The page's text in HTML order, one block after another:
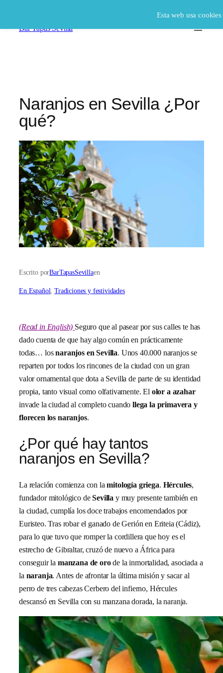
Bar Tapas Sevilla
Naranjos en Sevilla ¿Por
qué?
Escrito porBarTapasSevillaen
En Español , Tradiciones y festividades
(Read in English) Seguro que al pasear por sus calles te has
dado cuenta de que hay algo común en prácticamente
todas… losnaranjos en Sevilla. Unos 40.000 naranjos se
reparten por todos los rincones de la ciudad con un gran
valor ornamental que dota a Sevilla de parte de su identidad
propia, tanto visual como olfativamente. El olor a azahar
invade la ciudad al completo cuandollega la primavera y
florecen los naranjos.
¿Por qué hay tantos
naranjos en Sevilla?
La relación comienza con lamitología griega. Hércules,
fundador mitológico deSevilla y muy presente también en
la ciudad, cumplía los doce trabajos encomendados por
Euristeo. Tras robar el ganado de Gerión en Eriteia (Cádiz),
para lo que tuvo que romper la cordillera que hoy es el
estrecho de Gibraltar, cruzó de nuevo a África para
conseguir la manzana de orode la inmortalidad, asociada a
la naranja. Antes de afrontar la última misión y sacar al
perro de tres cabezas Cerbero del infierno, Hércules
descansó en Sevilla con su manzana dorada, la naranja.
Esta web usa cookies